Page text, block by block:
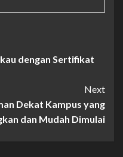
dengan Sertifikat
Next
Dekat Kampus yang
dan Mudah Dimulai